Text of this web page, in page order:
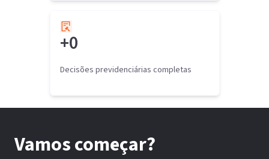
+0
Decisões previdenciárias completas
Vamos começar?